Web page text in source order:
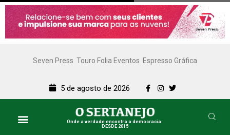
Seven Press Touro Folia Eventos Espresso Gráfica
5 de agosto de 2026
Onde a verdade encontra a democracia.
DESDE 2015